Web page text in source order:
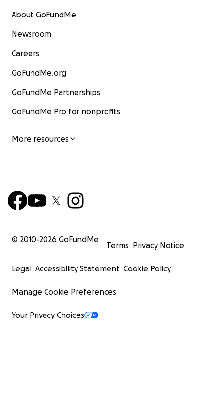
About GoFundMe
Newsroom
Careers
GoFundMe.org
GoFundMe Partnerships
GoFundMe Pro for nonprofits
More resources
© 2010-2026 GoFundMe
Terms Privacy Notice
Legal Accessibility Statement Cookie Policy
Manage Cookie Preferences
Your Privacy Choices